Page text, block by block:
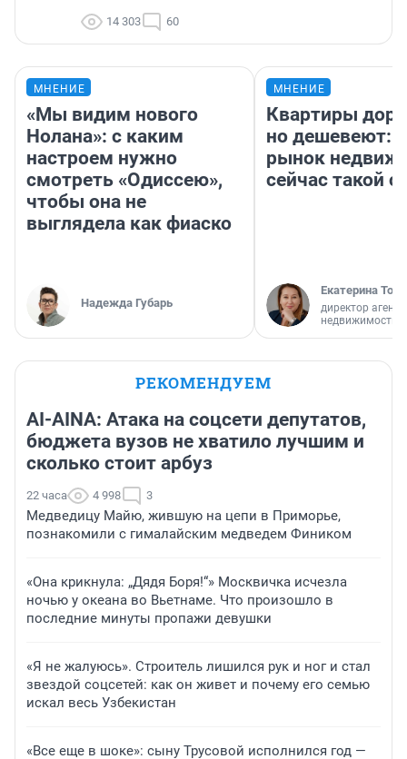
14 303 60
МНЕНИЕ
«Мы видим нового
Нолана»: с каким
настроем нужно
смотреть «Одиссею»,
чтобы она не
выглядела как фиаско
Надежда Губарь
МНЕНИЕ
Квартиры
но дешевеют:
рынок
сейчас такой
Екатерина
директор
недвижимости
РЕКОМЕНДУЕМ
AI-AINA: Атака на соцсети депутатов,
бюджета вузов не хватило лучшим и
сколько стоит арбуз
22 часа 4 998 3
Медведицу Майю, жившую на цепи в Приморье,
познакомили с гималайским медведем Фиником
«Она крикнула: „Дядя Боря!“» Москвичка исчезла
ночью у океана во Вьетнаме. Что произошло в
последние минуты пропажи девушки
«Я не жалуюсь». Строитель лишился рук и ног и стал
звездой соцсетей: как он живет и почему его семью
искал весь Узбекистан
«Все еще в шоке»: сыну Трусовой исполнился год —